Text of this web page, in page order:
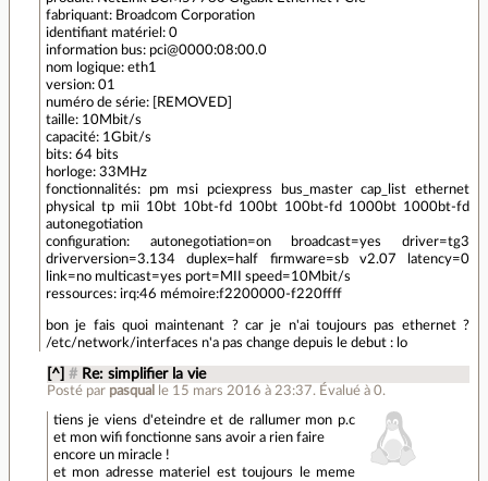
fabriquant: Broadcom Corporation
identifiant matériel: 0
information bus: pci@0000:08:00.0
nom logique: eth1
version: 01
numéro de série: [REMOVED]
taille: 10Mbit/s
capacité: 1Gbit/s
bits: 64 bits
horloge: 33MHz
fonctionnalités: pm msi pciexpress bus_master cap_list ethernet
physical tp mii 10bt 10bt-fd 100bt 100bt-fd 1000bt 1000bt-fd
autonegotiation
configuration: autonegotiation=on broadcast=yes driver=tg3
driverversion=3.134 duplex=half firmware=sb v2.07 latency=0
link=no multicast=yes port=MII speed=10Mbit/s
ressources: irq:46 mémoire:f2200000-f220ffff
bon je fais quoi maintenant ? car je n'ai toujours pas ethernet ?
/etc/network/interfaces n'a pas change depuis le debut : lo
[^] # Re: simplifier la vie
Posté par pasqual le 15 mars 2016 à 23:37. Évalué à 0.
tiens je viens d'eteindre et de rallumer mon p.c
et mon wifi fonctionne sans avoir a rien faire
encore un miracle !
et mon adresse materiel est toujours le meme